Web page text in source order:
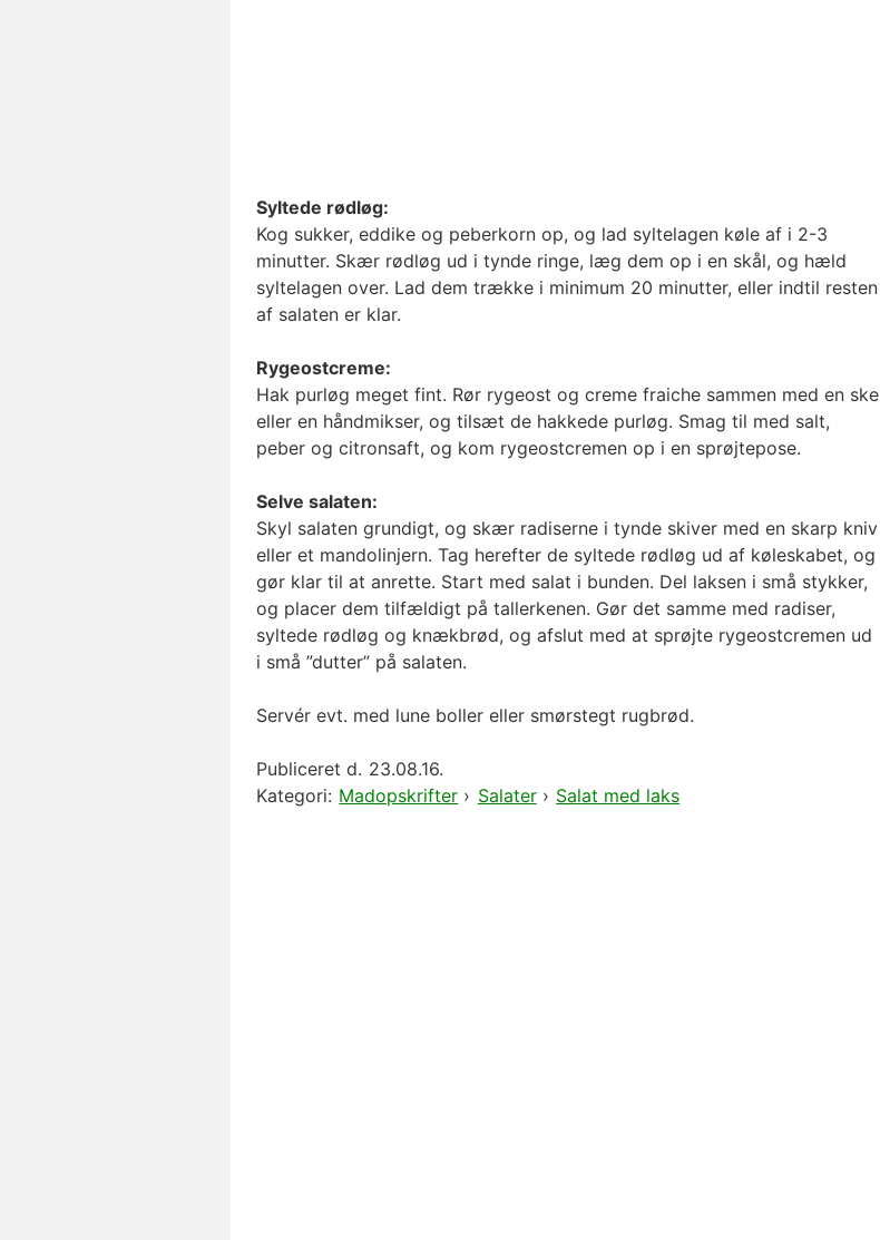
Syltede rødløg:
Kog sukker, eddike og peberkorn op, og lad syltelagen køle af i 2-3
minutter. Skær rødløg ud i tynde ringe, læg dem op i en skål, og hæld
syltelagen over. Lad dem trække i minimum 20 minutter, eller indtil resten
af salaten er klar.
Rygeostcreme:
Hak purløg meget fint. Rør rygeost og creme fraiche sammen med en ske
eller en håndmikser, og tilsæt de hakkede purløg. Smag til med salt,
peber og citronsaft, og kom rygeostcremen op i en sprøjtepose.
Selve salaten:
Skyl salaten grundigt, og skær radiserne i tynde skiver med en skarp kniv
eller et mandolinjern. Tag herefter de syltede rødløg ud af køleskabet, og
gør klar til at anrette. Start med salat i bunden. Del laksen i små stykker,
og placer dem tilfældigt på tallerkenen. Gør det samme med radiser,
syltede rødløg og knækbrød, og afslut med at sprøjte rygeostcremen ud
i små ”dutter” på salaten.
Servér evt. med lune boller eller smørstegt rugbrød.
Publiceret d. 23.08.16.
Kategori: Madopskrifter › Salater› Salat med laks